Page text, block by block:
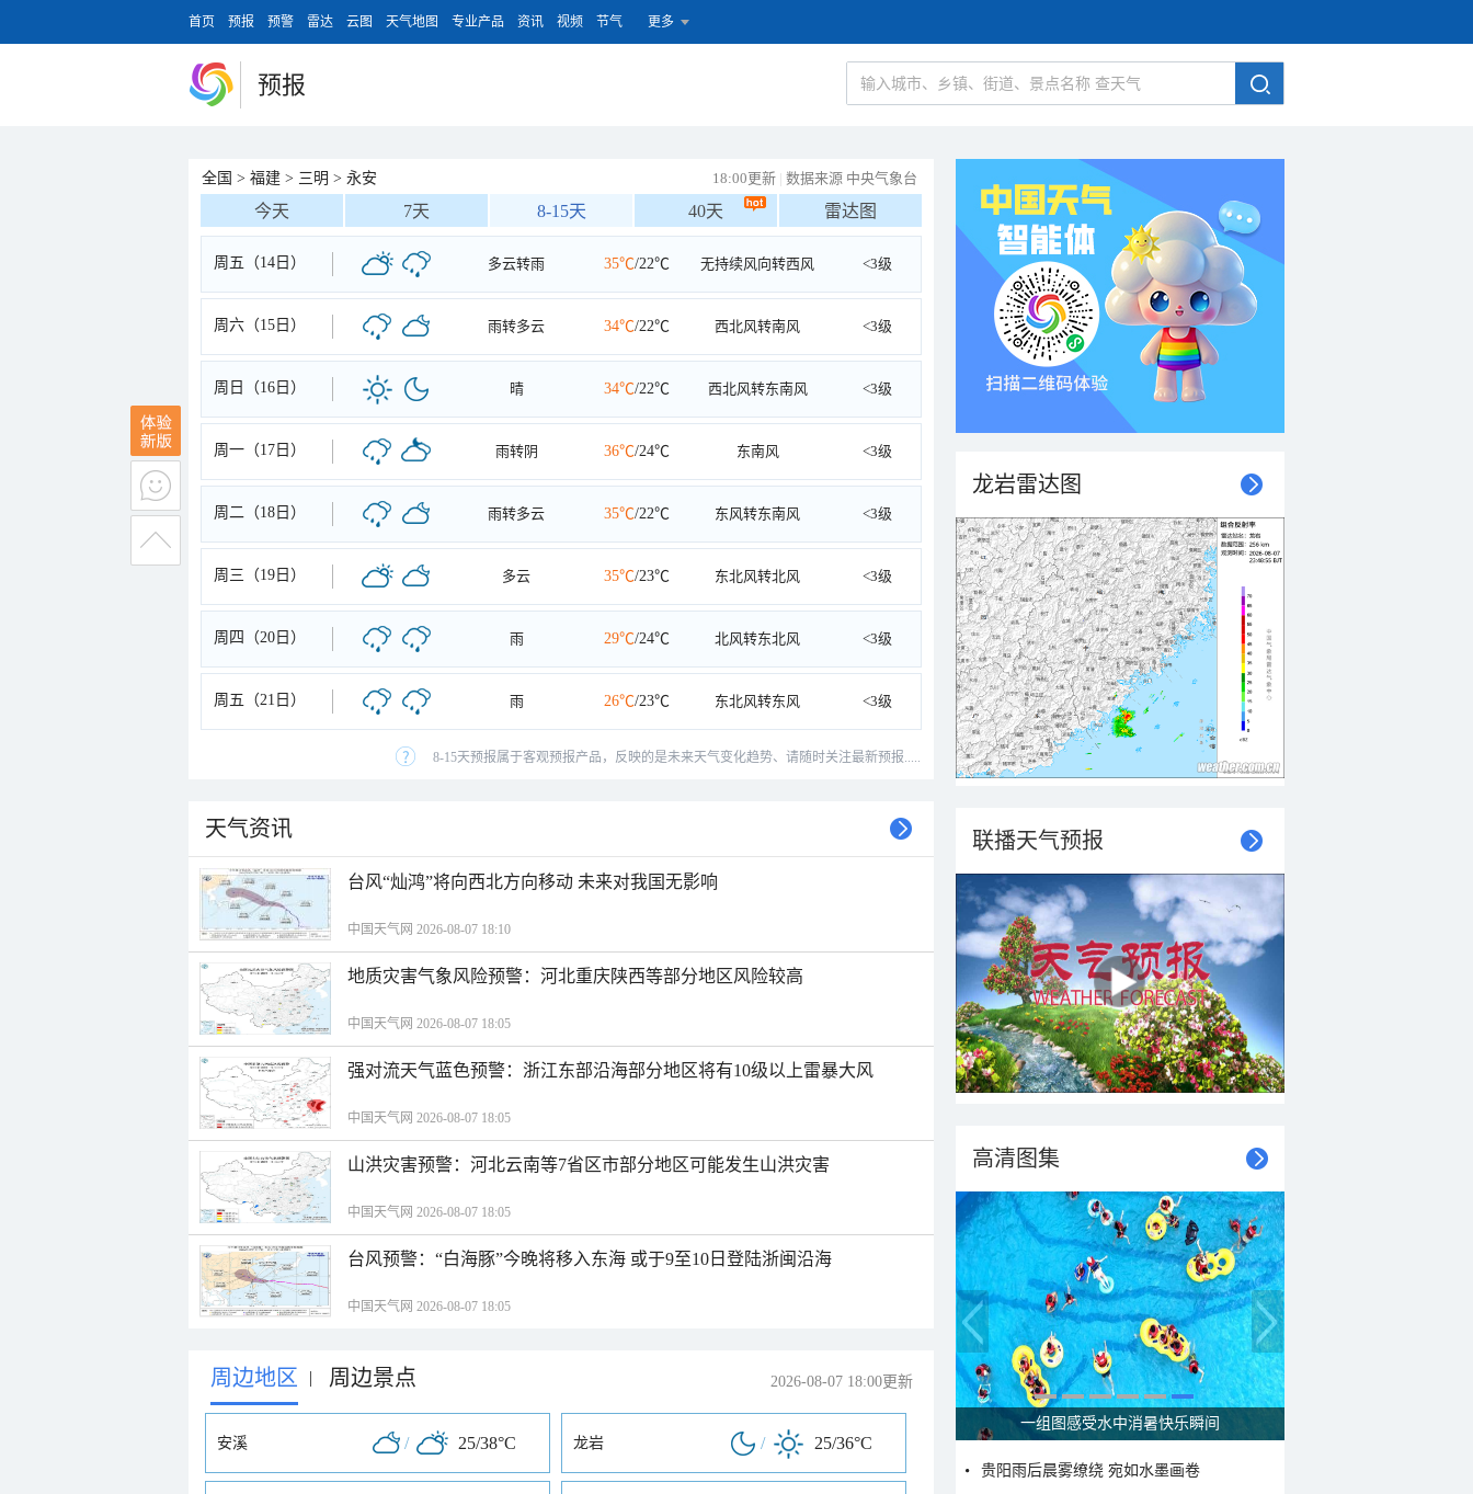
首页 预报 预警 雷达 云图 天气地图 专业产品 资讯 视频 节气 更多
预报
全国 > 福建 > 三明 > 永安 18:00更新 | 数据来源 中央气象台
今天 7天 8-15天 40天 雷达图
周五（14日） 多云转雨 35℃/22℃ 无持续风向转西风 <3级
周六（15日） 雨转多云 34℃/22℃ 西北风转南风 <3级
周日（16日） 晴 34℃/22℃ 西北风转东南风 <3级
周一（17日） 雨转阴 36℃/24℃ 东南风 <3级
周二（18日） 雨转多云 35℃/22℃ 东风转东南风 <3级
周三（19日） 多云 35℃/23℃ 东北风转北风 <3级
周四（20日） 雨 29℃/24℃ 北风转东北风 <3级
周五（21日） 雨 26℃/23℃ 东北风转东风 <3级
8-15天预报属于客观预报产品，反映的是未来天气变化趋势、请随时关注最新预报.....
天气资讯
台风“灿鸿”将向西北方向移动 未来对我国无影响
中国天气网 2026-08-07 18:10
地质灾害气象风险预警：河北重庆陕西等部分地区风险较高
中国天气网 2026-08-07 18:05
强对流天气蓝色预警：浙江东部沿海部分地区将有10级以上雷暴大风
中国天气网 2026-08-07 18:05
山洪灾害预警：河北云南等7省区市部分地区可能发生山洪灾害
中国天气网 2026-08-07 18:05
台风预警：“白海豚”今晚将移入东海 或于9至10日登陆浙闽沿海
中国天气网 2026-08-07 18:05
周边地区 | 周边景点 2026-08-07 18:00更新
安溪 / 25/38°C 龙岩 / 25/36°C
龙岩雷达图
联播天气预报
高清图集
走进青海祁连 邂逅一场大自然的顶级配色
贵阳雨后晨雾缭绕 宛如水墨画卷